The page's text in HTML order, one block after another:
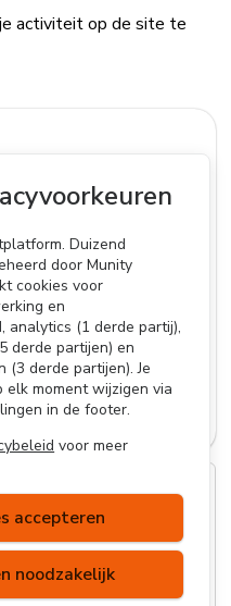
Duizend
door Munity
cookies voor
en
analytics (1 derde partij),
derde partijen) en
(3 derde partijen). Je
elk moment wijzigen via
in de footer.
voor meer
accepteren
noodzakelijk
activiteit op de site te
of activiteit in de
datum uit een
niet bij "mijn
voor mijn
Hierdoor
van de site niet
over welke browsers
browser.